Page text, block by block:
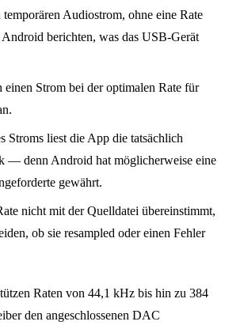
Audiostrom, ohne eine Rate
Android berichten, was das USB-Gerät
Strom bei der optimalen Rate für
Stroms liest die App die tatsächlich
— denn Android hat möglicherweise eine
gewährt.
nicht mit der Quelldatei übereinstimmt,
ob sie resampled oder einen Fehler
Raten von 44,1 kHz bis hin zu 384
den angeschlossenen DAC